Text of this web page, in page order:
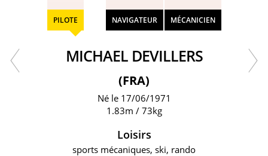
PILOTE NAVIGATEUR MÉCANICIEN
MICHAEL DEVILLERS
(FRA)
Né le 17/06/1971
1.83m / 73kg
Loisirs
sports mécaniques, ski, rando